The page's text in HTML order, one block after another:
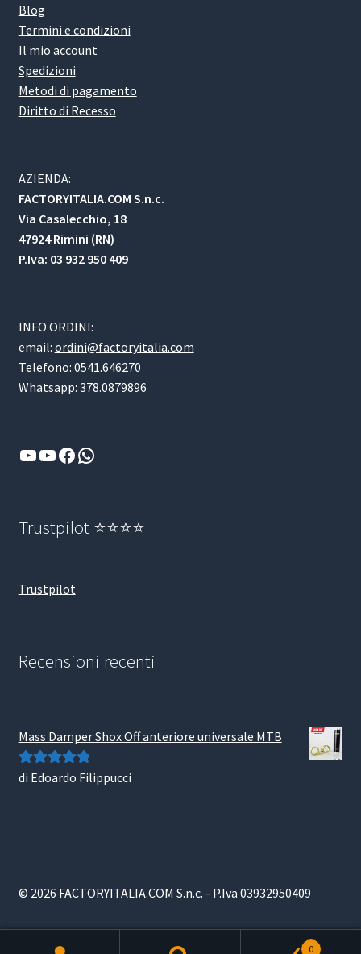
Blog
Termini e condizioni
Il mio account
Spedizioni
Metodi di pagamento
Diritto di Recesso
AZIENDA:
FACTORYITALIA.COM S.n.c.
Via Casalecchio, 18
47924 Rimini (RN)
P.Iva: 03 932 950 409
INFO ORDINI:
email: ordini@factoryitalia.com
Telefono: 0541.646270
Whatsapp: 378.0879896
YouTube
YouTube
Facebook
WhatsApp
Trustpilot ⭐⭐⭐⭐
Trustpilot
Recensioni recenti
Mass Damper Shox Off anteriore universale MTB
Valutato5su
di Edoardo Filippucci
© 2026 FACTORYITALIA.COM S.n.c. - P.Iva 03932950409
0